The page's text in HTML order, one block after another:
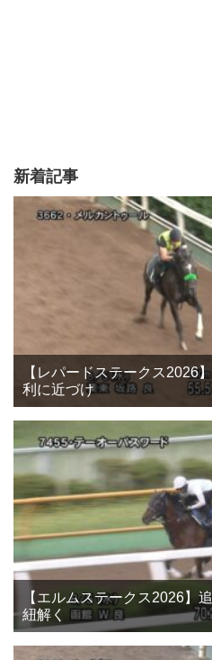
新着記事
【レパードステークス2026
利に近づけ
【エルムステークス2026】
紐解く